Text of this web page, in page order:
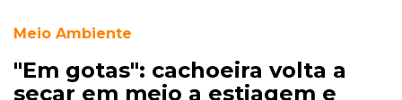
Meio Ambiente
"Em gotas": cachoeira volta a
secar em meio a estiagem e